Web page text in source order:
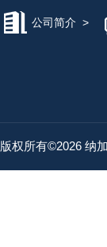
公司简介 >
版权所有©2026 纳